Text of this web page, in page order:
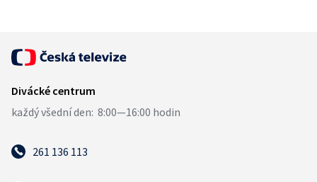
261 136 113